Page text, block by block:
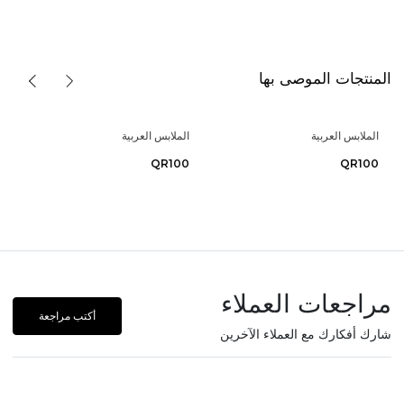
المنتجات الموصى بها
الملابس العربية
QR100
الملابس العربية
QR100
مراجعات العملاء
شارك أفكارك مع العملاء الآخرين
أكتب مراجعة